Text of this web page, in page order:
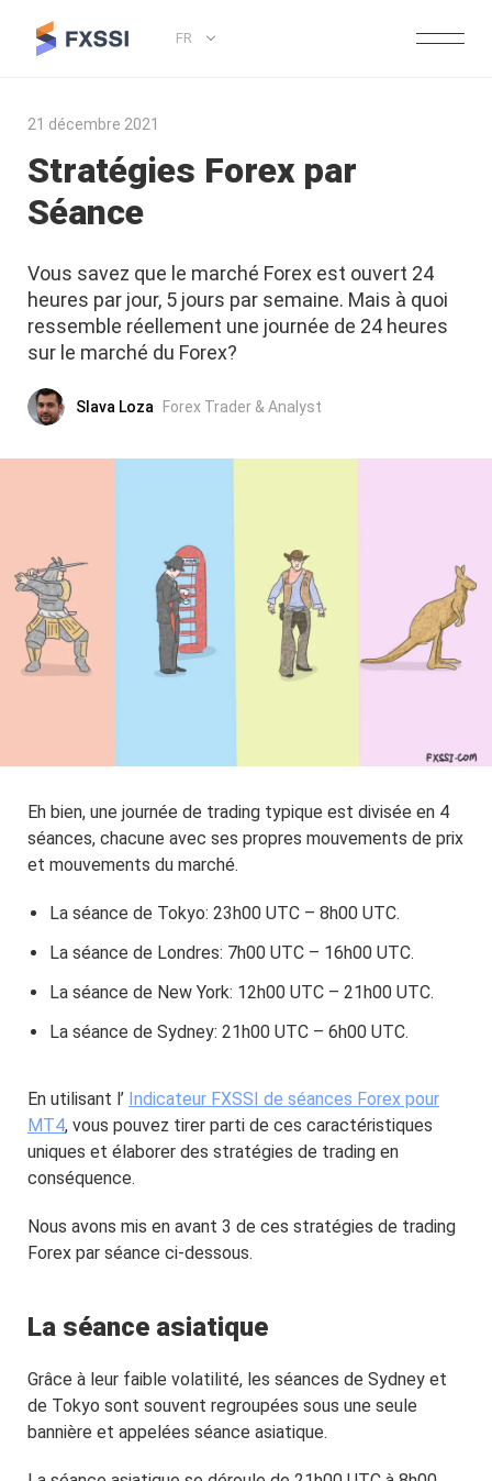
FR
21 décembre 2021
Stratégies Forex par
Séance
Vous savez que le marché Forex est ouvert 24
heures par jour, 5 jours par semaine. Mais à quoi
ressemble réellement une journée de 24 heures
sur le marché du Forex?
Slava Loza Forex Trader & Analyst
Eh bien, une journée de trading typique est divisée en 4
séances, chacune avec ses propres mouvements de prix
et mouvements du marché.
La séance de Tokyo: 23h00 UTC – 8h00 UTC.
La séance de Londres: 7h00 UTC – 16h00 UTC.
La séance de New York: 12h00 UTC – 21h00 UTC.
La séance de Sydney: 21h00 UTC – 6h00 UTC.
En utilisant l’ Indicateur FXSSI de séances Forex pour
MT4, vous pouvez tirer parti de ces caractéristiques
uniques et élaborer des stratégies de trading en
conséquence.
Nous avons mis en avant 3 de ces stratégies de trading
Forex par séance ci-dessous.
La séance asiatique
Grâce à leur faible volatilité, les séances de Sydney et
de Tokyo sont souvent regroupées sous une seule
bannière et appelées séance asiatique.